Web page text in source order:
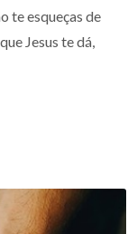
te esqueças de
Jesus te dá,